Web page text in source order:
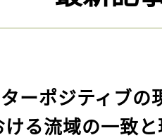
ーポジティブの
る流域の一致